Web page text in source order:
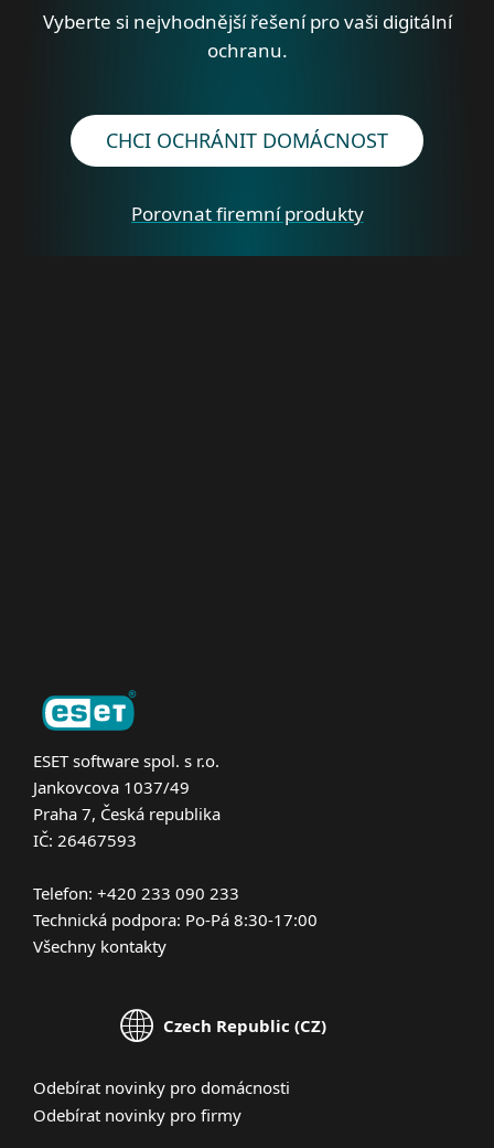
Vyberte si nejvhodnější řešení pro vaši digitální
ochranu.
CHCI OCHRÁNIT DOMÁCNOST
Porovnat firemní produkty
ESET software spol. s r.o.
Jankovcova 1037/49
Praha 7, Česká republika
IČ: 26467593
Telefon: +420 233 090 233
Technická podpora: Po-Pá 8:30-17:00
Všechny kontakty
Czech Republic (CZ)
Odebírat novinky pro domácnosti
Odebírat novinky pro firmy